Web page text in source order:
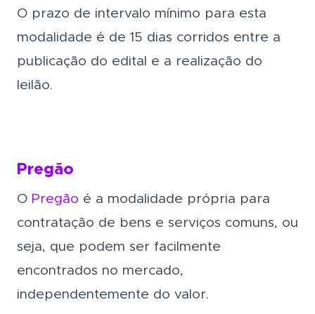
O prazo de intervalo mínimo para esta
modalidade é de 15 dias corridos entre a
publicação do edital e a realização do
leilão.
Pregão
O Pregão é a modalidade própria para
contratação de bens e serviços comuns, ou
seja, que podem ser facilmente
encontrados no mercado,
independentemente do valor.